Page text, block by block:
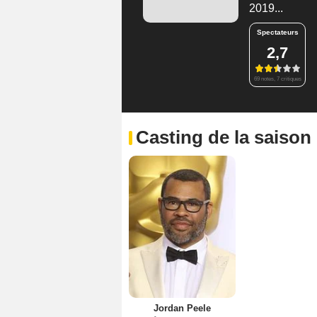
2019...
Spectateurs
2,7
69 notes, 7 critiques
Casting de la saison
Jordan Peele